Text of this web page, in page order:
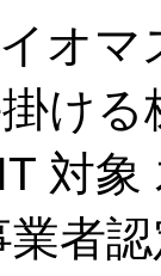
オ
け
対
者